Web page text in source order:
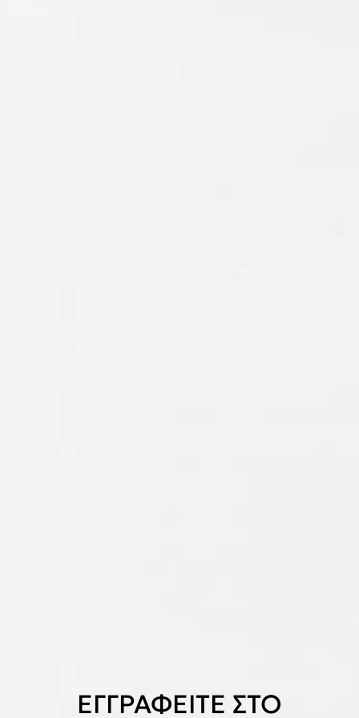
ΕΓΓΡΑΦΕΙΤΕ ΣΤΟ